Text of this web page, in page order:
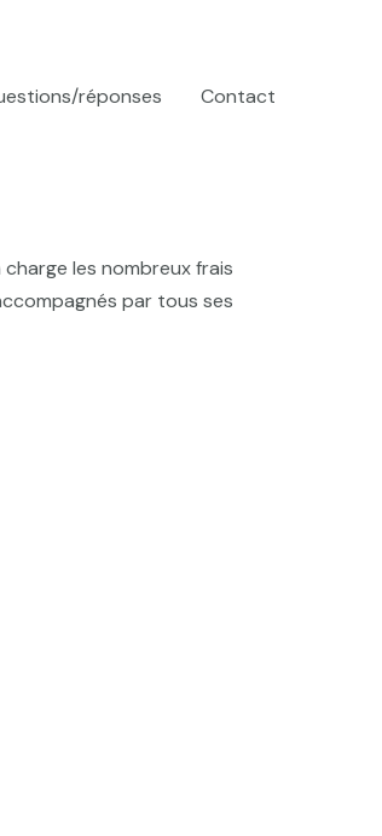
réponses Contact
les nombreux frais
par tous ses